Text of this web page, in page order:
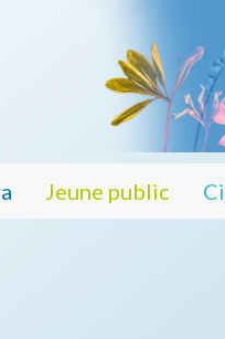
Jeune public